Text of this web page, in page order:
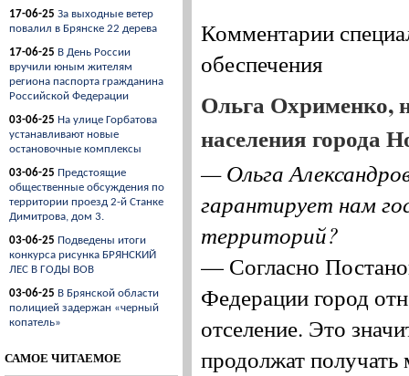
17-06-25 За выходные ветер
повалил в Брянске 22 дерева
17-06-25 В День России
вручили юным жителям
региона паспорта гражданина
Российской Федерации
03-06-25 На улице Горбатова
устанавливают новые
остановочные комплексы
03-06-25 Предстоящие
общественные обсуждения по
территории проезд 2-й Станке
Димитрова, дом 3.
03-06-25 Подведены итоги
конкурса рисунка БРЯНСКИЙ
ЛЕС В ГОДЫ ВОВ
03-06-25 В Брянской области
полицией задержан «черный
копатель»
САМОЕ ЧИТАЕМОЕ
Комментарии
обеспечения
Ольга Охрименко,
населения города
— Ольга
гарантирует нам
территорий?
— Согласно
Федерации город
отселение. Это
продолжат